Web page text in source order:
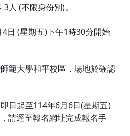
人 (不限身份別)。
日 (星期五)下午1時30分開始
範大學和平校區，場地於確認
日起至114年6月6日(星期五)
請逕至報名網址完成報名手